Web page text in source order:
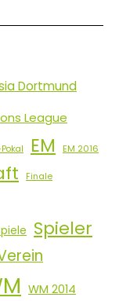
Dortmund
League
EM EM 2016
Finale
Spieler
WM 2014